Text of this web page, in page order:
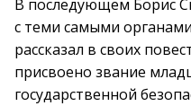
В последующем Борис
с теми самыми
рассказал в своих
присвоено звание
государственной